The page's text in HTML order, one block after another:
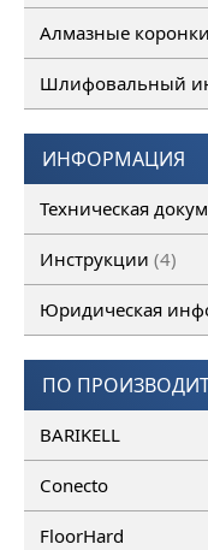
Алмазные
Шлифовальный
ИНФОРМАЦИЯ
Техническая
Инструкции 4
Юридическая
ПО
BARIKELL
Conecto
FloorHard